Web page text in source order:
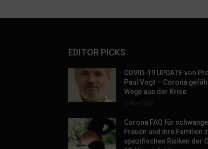
EDITOR PICKS
COVID-19 UPDATE von
Paul Vogt – Corona
Wege aus der Krise
5. Mai 2020
Corona FAQ für
Frauen und ihre Familien
spezifischen Risiken der